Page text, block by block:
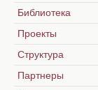
Библиотека
Проекты
Структура
Партнеры